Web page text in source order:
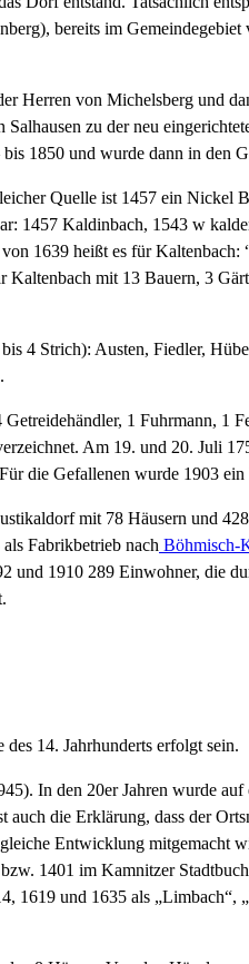
bereits im Gemeindegebiet
Herren von Michelsberg und
zu der neu
1850 und wurde dann in den
Quelle ist 1457 ein Nickel
1457 Kaldinbach, 1543 w
1639 heißt es für
Kaltenbach mit 13 Bauern, 3
4 Strich): Austen, Fiedler,
1 Fuhrmann, 1
Am 19. und 20. Juli
die Gefallenen wurde 1903
mit 78 Häusern und
Fabrikbetrieb nach Böhmisch-
und 1910 289 Einwohner, die
14. Jahrhunderts erfolgt sein.
In den 20er Jahren wurde
die Erklärung, dass der
Entwicklung mitgemacht
1401 im Kamnitzer
1619 und 1635 als „Limbach“,